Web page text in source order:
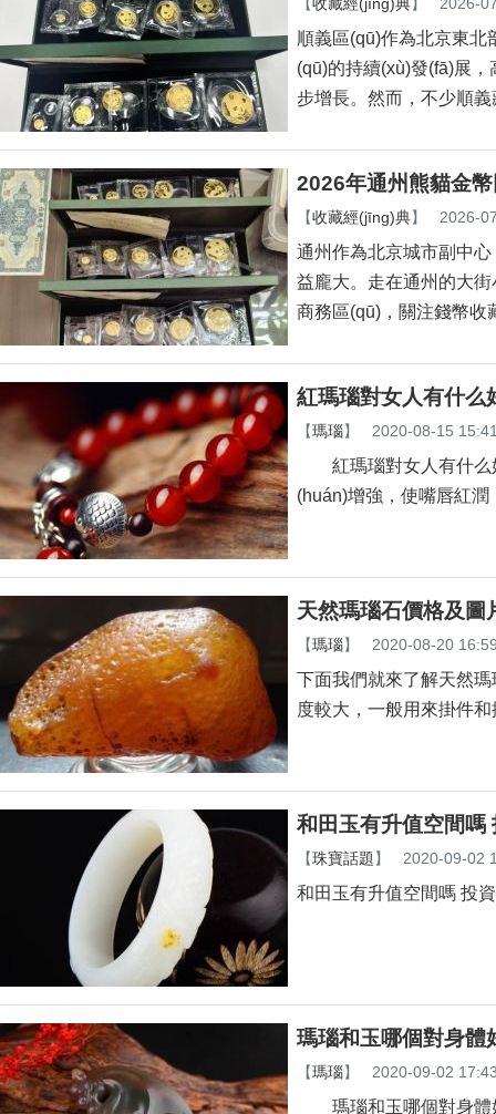
順義區(qū)作為北京東北
(qū)的持續(xù)發(fā)展
步增長。然而，不
2026年通州熊貓金幣
【收藏經(jīng)典】 2026-
通州作為北京城市副中心
益龐大。走在通州的大街
商務區(qū)，關注錢幣
紅瑪瑙對女人有什么
【瑪瑙】 2020-08-15
紅瑪瑙對女人有什么好
(huán)增強，使嘴唇紅潤
天然瑪瑙石價格及圖
【瑪瑙】 2020-08-20
下面我們就來了解天然
度較大，一般用來掛件
和田玉有升值空間嗎
【珠寶話題】 2020-09-02
和田玉有升值空間嗎 投
瑪瑙和玉哪個對身體
【瑪瑙】 2020-09-02
瑪瑙和玉哪個對身體